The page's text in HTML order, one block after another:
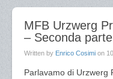
MFB Urzwerg
– Seconda parte
Written by Enrico Cosimi on
Parlavamo di Urzwerg